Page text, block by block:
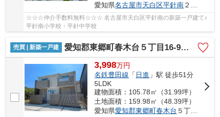
愛知県名古屋市天白区平針南２丁目1404
☆☆☆仲介手数料無料☆☆☆ 名古屋市天白区平針南の新築一戸建て♪
平針南小学校・平針中学校
売買 | 新築一戸建 愛知郡東郷町春木台５丁目16-9【仲介手数料無料】新築一戸建て 1号棟
3,998万円
名鉄豊田線 「 日進 」駅 徒歩51分
5LDK
建物面積：105.78㎡（31.99坪）
土地面積：159.98㎡（48.39坪）
愛知県愛知郡東郷町春木台 ５丁目16-9